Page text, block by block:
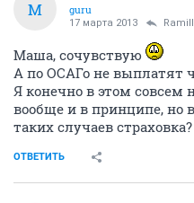
M
guru
17 марта 2013
Маша, сочувствую
А по ОСАГо не выплатят
Я конечно в этом совсем
вообще и в принципе, но
таких случаев страховка?
ОТВЕТИТЬ